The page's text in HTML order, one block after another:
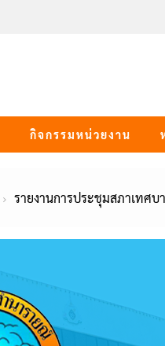
กิจกรรมหน่วยงาน
รายงานการประชุมสภาเทศ